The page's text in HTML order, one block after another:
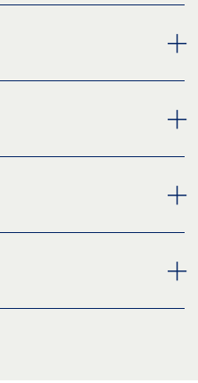
科隆的 GENERALI
科隆的 GENERALI
ZH
CLOSER